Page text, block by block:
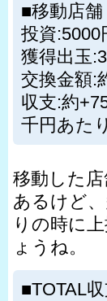
■移動店舗
投資:5000
獲得出玉
交換金額:
収支:約
千円あた
移動した
あるけど
りの時に
ょうね。
■TOTAL